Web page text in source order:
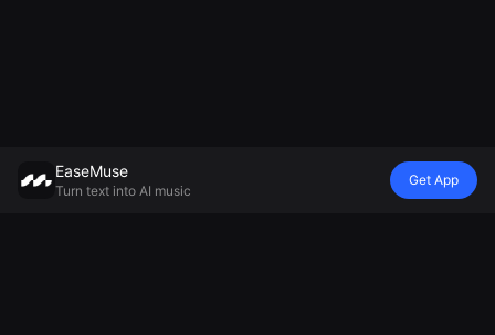
EaseMuse
Turn text into AI music
Get App